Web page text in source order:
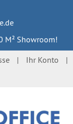
M² Showroom!
Ihr Konto